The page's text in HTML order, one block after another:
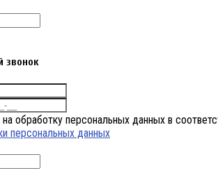
звонок
на обработку персональных данных в
персональных данных